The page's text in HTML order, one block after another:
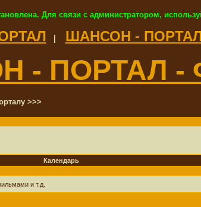
Для связи с администратором,
ШАНСОН -
- ПОРТАЛ -
>>>
Календарь
и т.д.